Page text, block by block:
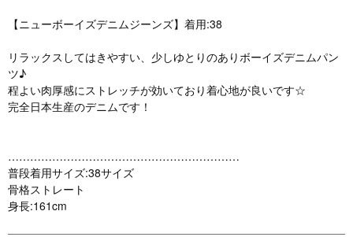
【ニューボーイズデニムジーンズ】着用:38
リラックスしてはきやすい、少しゆとりのありボーイズデニムパン
ツ♪
程よい肉厚感にストレッチが効いており着心地が良いです☆
完全日本生産のデニムです！
………………………………………………………
普段着用サイズ:38サイズ
骨格ストレート
身長:161cm